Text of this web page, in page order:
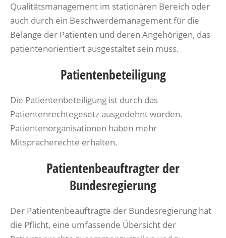
Qualitätsmanagement im stationären Bereich oder
auch durch ein Beschwerdemanagement für die
Belange der Patienten und deren Angehörigen, das
patientenorientiert ausgestaltet sein muss.
Patientenbeteiligung
Die Patientenbeteiligung ist durch das
Patientenrechtegesetz ausgedehnt worden.
Patientenorganisationen haben mehr
Mitspracherechte erhalten.
Patientenbeauftragter der
Bundesregierung
Der Patientenbeauftragte der Bundesregierung hat
die Pflicht, eine umfassende Übersicht der